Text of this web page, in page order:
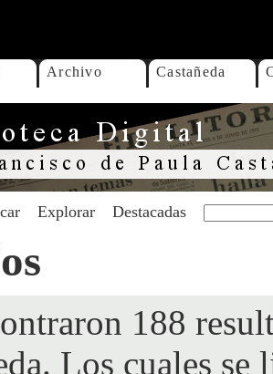
Archivo Castañeda
Explorar Destacadas
188
Los cuales se